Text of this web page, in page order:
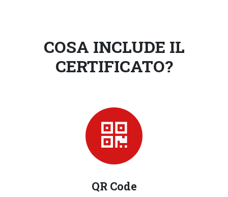
COSA INCLUDE IL
CERTIFICATO?
QR Code